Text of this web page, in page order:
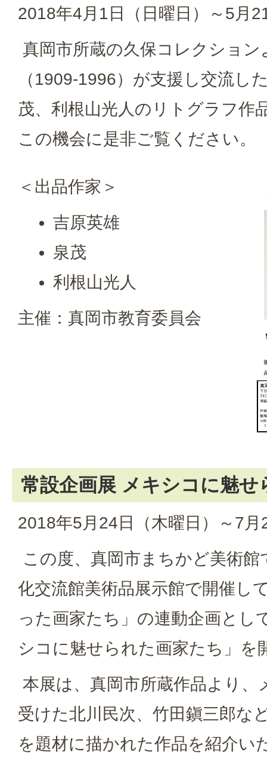
2018年4月1日（日曜日）～5月
真岡市所蔵の久保コレクション
（1909‐1996）が支援し交流し
茂、利根山光人のリトグラフ作
この機会に是非ご覧ください。
＜出品作家＞
吉原英雄
泉茂
利根山光人
主催：真岡市教育委員会
常設企画展 メキシコに魅せ
2018年5月24日（木曜日）～7月
この度、真岡市まちかど美術
化交流館美術品展示館で開催し
った画家たち」の連動企画とし
シコに魅せられた画家たち」を
本展は、真岡市所蔵作品より
受けた北川民次、竹田鎭三郎な
を題材に描かれた作品を紹介い